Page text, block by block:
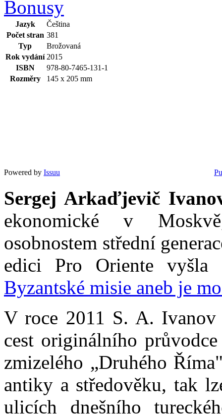
Bonusy
Jazyk
Čeština
Počet stran 381
Typ
Brožovaná
Rok vydání 2015
ISBN
978-80-7465-131-1
Rozměry
145 x 205 mm
Powered by Issuu
Sergej Arkaďjevič
ekonomické v
osobnostem střední
edici Pro Oriente vyšla
Byzantské misie aneb je
V roce 2011 S. A.
cest originálního
zmizelého „Druhého
antiky a středověku, tak
ulicích dnešního